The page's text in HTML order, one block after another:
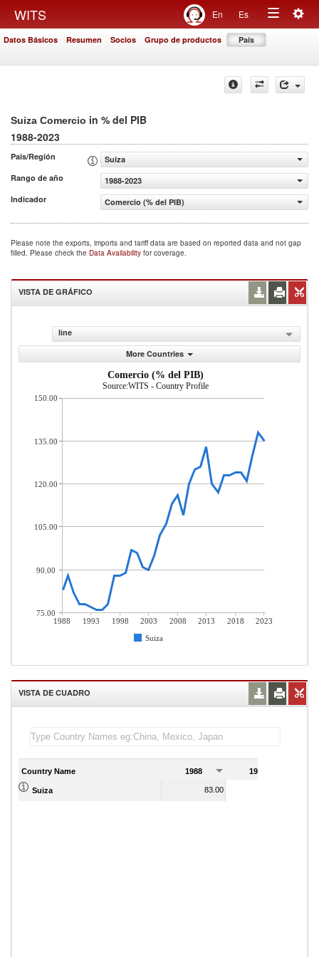
WITS En Es
Toggle
Datos Básicos Resumen Socios Grupo de productos País
Suiza Comercio in % del PIB
1988-2023
País/Región
Suiza
Rango de año
1988-2023
Indicador
Comercio (% del PIB)
Please note the exports, imports and tariff data are based on reported data and not gap
filled. Please check the Data Availability for coverage.
VISTA DE GRÁFICO
line
More Countries
Comercio (% del PIB)
Source:WITS - Country Profile
1988 1993 1998 2003 2008 2013 2018
2023
Suiza
150.00
135.00
120.00
105.00
90.00
75.00
VISTA DE CUADRO
Country Name 1988 1989
Suiza 83.00